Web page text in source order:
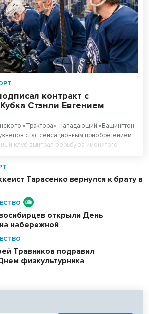
контракт с
Стэнли Евгением
«Трактора», нападающий «Вашингтон
стал сенсационным приобретением
клуб выиграл борьбу за именитого
Тарасенко вернулся к брату в
открыли День
набережной
Травников подравил
физкультурника